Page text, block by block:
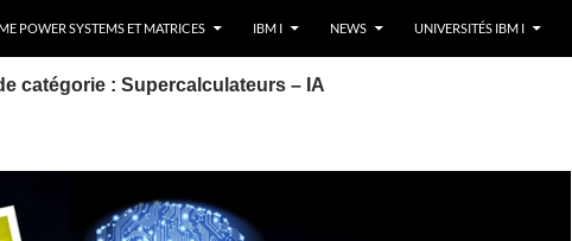
POWER SYSTEMS ET MATRICES IBM I NEWS UNIVERSITÉS IBM I
catégorie : Supercalculateurs – IA